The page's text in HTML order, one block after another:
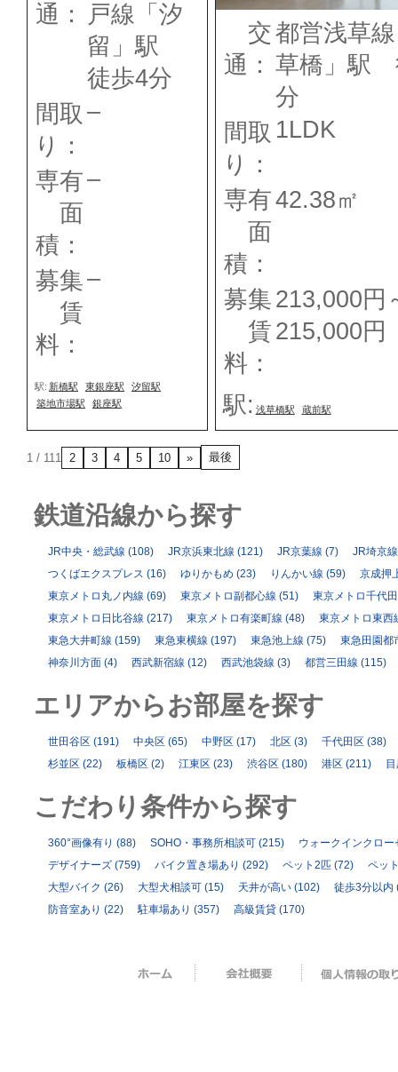
通：
戸線「汐
留」駅
徒歩4分
間取
り：
–
専有
面
積：
–
募集
賃
料：
–
駅: 新橋駅 東銀座駅
汐留駅
築地市場駅
銀座駅
交
通：
都営浅草
草橋」駅
分
間取
り：
1LDK
専有
面
積：
42.38㎡
募集
賃
料：
213,000円
215,000円
駅: 浅草橋駅 蔵前駅
1 / 11 1 2 3 4 5 10 » 最後
鉄道沿線から探す
JR中央・総武線 (108) JR京浜東北線 (121) JR京葉線 (7)
JR埼京線
つくばエクスプレス (16) ゆりかもめ (23) りんかい線 (59)
京成押
東京メトロ丸ノ内線 (69) 東京メトロ副都心線 (51)
東京メトロ千代
東京メトロ日比谷線 (217) 東京メトロ有楽町線 (48)
東京メトロ東西
東急大井町線 (159) 東急東横線 (197) 東急池上線 (75)
東急田園都
神奈川方面 (4) 西武新宿線 (12) 西武池袋線 (3) 都営三田線 (115)
エリアからお部屋を探す
世田谷区 (191) 中央区 (65) 中野区 (17) 北区 (3) 千代田区 (38)
杉並区 (22) 板橋区 (2) 江東区 (23) 渋谷区 (180) 港区 (211)
こだわり条件から探す
360°画像有り (88) SOHO・事務所相談可 (215)
ウォークインクロー
デザイナーズ (759) バイク置き場あり (292) ペット2匹 (72)
ペッ
大型バイク (26) 大型犬相談可 (15) 天井が高い (102) 徒歩3分以内
防音室あり (22) 駐車場あり (357) 高級賃貸 (170)